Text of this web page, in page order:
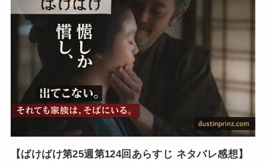
【ばけばけ第25週第124回あらすじ ネタバレ感想】